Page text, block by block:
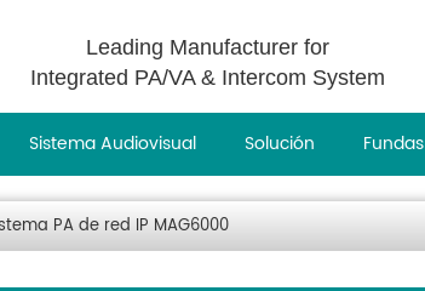
Leading Manufacturer for
Integrated PA/VA & Intercom System
Sistema Audiovisual Solución Fundas
PA de red IP MAG6000